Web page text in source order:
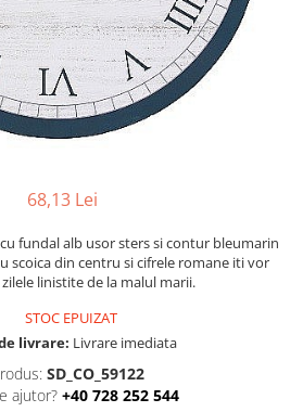
68,13 Lei
fundal alb usor sters si contur bleumarin
scoica din centru si cifrele romane iti vor
linistite de la malul marii.
STOC EPUIZAT
livrare: Livrare imediata
SD_CO_59122
ajutor? +40 728 252 544